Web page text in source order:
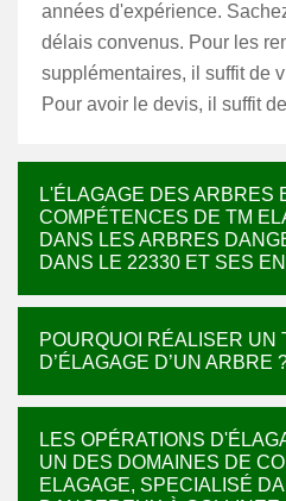
années d'expérience.
délais convenus. Pour les
supplémentaires, il suffit de
Pour avoir le devis, il suffit
L'ÉLAGAGE DES ARBRES
COMPÉTENCES DE TM
DANS LES ARBRES
DANS LE 22330 ET SES
POURQUOI RÉALISER UN
D’ÉLAGAGE D’UN ARBRE
LES OPÉRATIONS
UN DES DOMAINES DE
ELAGAGE, SPECIALISÉ